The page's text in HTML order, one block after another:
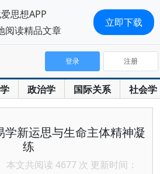
政治学 国际关系 社会学
登录 注册
学新运思与生命主体精神凝
练
本文共阅读 4677 次 更新时间：
思想APP
阅读精品文章
立即下载